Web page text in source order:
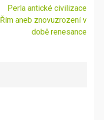
Perla antické civilizace
Řím aneb znovuzrození v
době renesance